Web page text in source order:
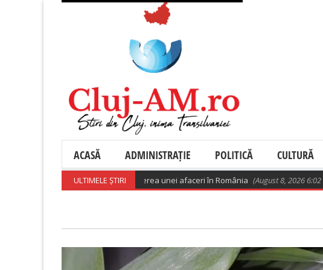
ACASĂ ADMINISTRAȚIE POLITICĂ CULTURĂ
ULTIMELE ȘTIRI
de euro pentru deschiderea unei afaceri în România (August 8, 2026 6:02 am)